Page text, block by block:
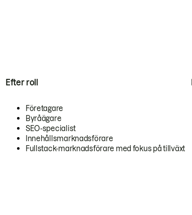
Efter roll
Företagare
Byråägare
SEO-specialist
Innehållsmarknadsförare
Fullstack-marknadsförare med fokus på tillväxt